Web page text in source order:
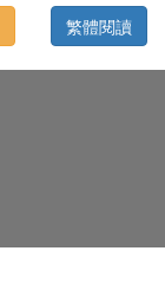
繁體閱讀